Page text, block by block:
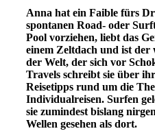
Anna hat ein Faible fürs
spontanen Road- oder
Pool vorziehen, liebt das
einem Zeltdach und ist der
der Welt, der sich vor
Travels schreibt sie über
Reisetipps rund um die
Individualreisen. Surfen
sie zumindest bislang
Wellen gesehen als dort.